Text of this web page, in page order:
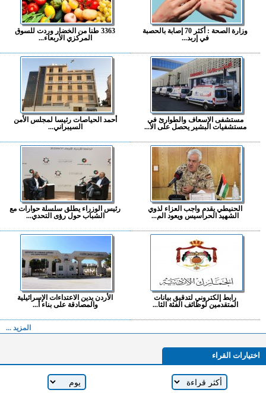
وزارة الصحة : أكثر 70 إصابة بالحصبة
في إربد...
3363 طنا من الخضار وردت للسوق
المركزي الأربعاء...
مستشفى الإسعاف والطوارئ في
مستشفيات البشير يحصل على الا...
أحمد الحياصات رئيسا لمجلس الأمن
السيبراني...
الحنيطي يقدم واجب العزاء لذوي
الشهيد الحراسيس ويعود الم...
رئيس الوزراء يطلق سلسلة حوارات مع
الشباب حول رؤى التحدي...
رابط إلكتروني لتدقيق بيانات
المتقدمين لوظائف الفئة الثا...
الأردن يدين الاعتداءات الإسرائيلية
والمصادقة على بناء أ...
المزيد ...
اختيارات القراء